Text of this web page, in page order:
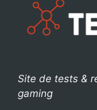
Site de tests &
gaming